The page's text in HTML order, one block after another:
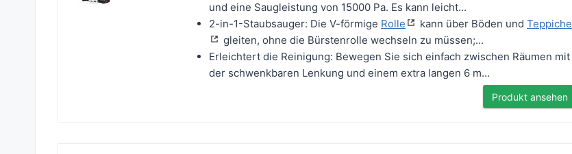
und eine Saugleistung von 15000 Pa. Es kann leicht...
2-in-1-Staubsauger: Die V-förmige Rolle kann über Böden und Teppiche
gleiten, ohne die Bürstenrolle wechseln zu müssen;...
Erleichtert die Reinigung: Bewegen Sie sich einfach zwischen Räumen mit
der schwenkbaren Lenkung und einem extra langen 6 m...
Produkt ansehen